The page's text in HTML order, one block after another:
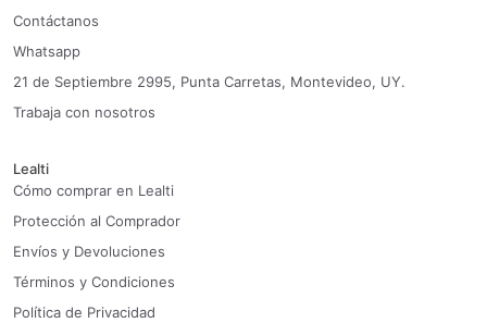
Contáctanos
Whatsapp
21 de Septiembre 2995, Punta Carretas, Montevideo, UY.
Trabaja con nosotros
Lealti
Cómo comprar en Lealti
Protección al Comprador
Envíos y Devoluciones
Términos y Condiciones
Política de Privacidad